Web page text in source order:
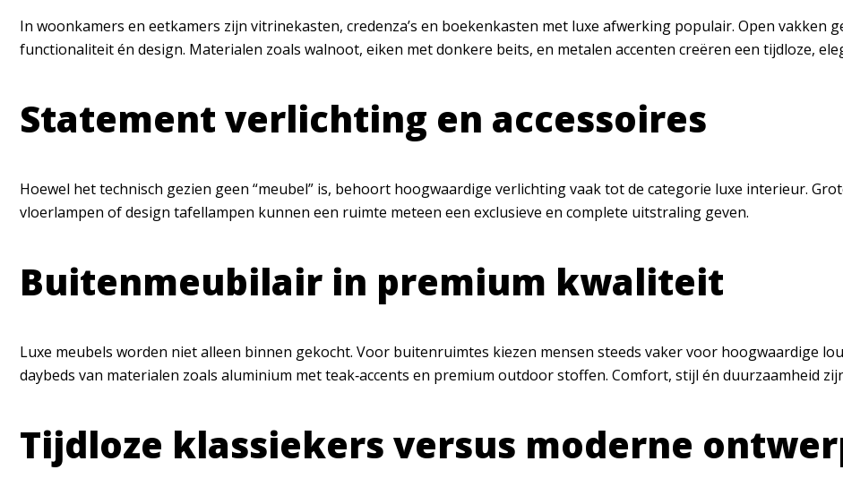
In woonkamers en eetkamers zijn vitrinekasten, credenza’s en boekenkasten met luxe afwerking populair. Open vakken
functionaliteit én design. Materialen zoals walnoot, eiken met donkere beits, en metalen accenten creëren een tijdloze,
Statement verlichting en accessoires
Hoewel het technisch gezien geen “meubel” is, behoort hoogwaardige verlichting vaak tot de categorie luxe interieur.
vloerlampen of design tafellampen kunnen een ruimte meteen een exclusieve en complete uitstraling geven.
Buitenmeubilair in premium kwaliteit
Luxe meubels worden niet alleen binnen gekocht. Voor buitenruimtes kiezen mensen steeds vaker voor hoogwaardige
daybeds van materialen zoals aluminium met teak‑accents en premium outdoor stoffen. Comfort, stijl én duurzaamheid
Tijdloze klassiekers versus moderne